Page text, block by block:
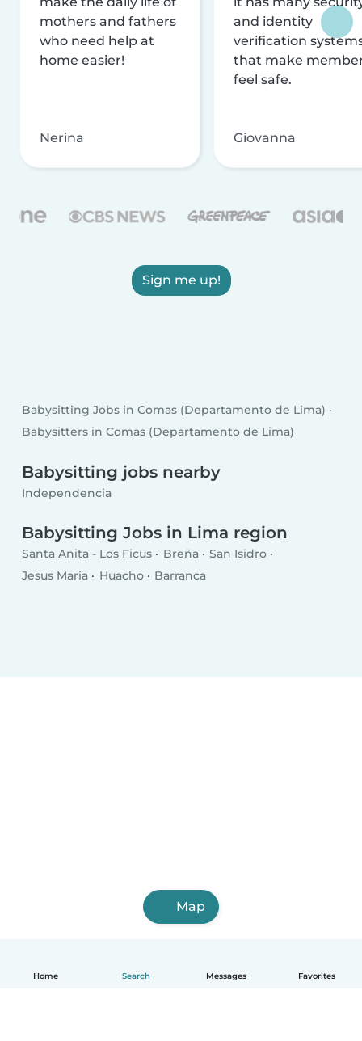
Home Search Messages Favorites
mothers and fathers
who need help at
home easier!
Nerina
and identity
verification
that make
feel safe.
Giovanna
Sign me up!
Babysitting Jobs in Comas (Departamento de Lima)
Babysitters in Comas (Departamento de Lima)
Babysitting jobs nearby
Independencia
Babysitting Jobs in Lima region
Santa Anita - Los Ficus Breña
San Isidro
Jesus Maria
Huacho Barranca
Map